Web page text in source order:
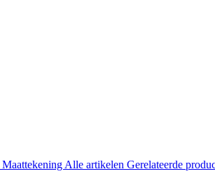
Maattekening Alle artikelen Gerelateerde